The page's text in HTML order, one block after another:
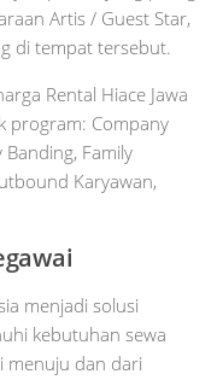
Artis / Guest Star,
di tempat tersebut.
Rental Hiace Jawa
program: Company
Family
Karyawan,
menjadi solusi
kebutuhan sewa
menuju dan dari